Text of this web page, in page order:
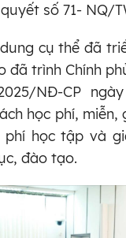
số 71- NQ/
cụ thể đã
trình Chính
NĐ-CP
học phí,
phí học tập và
đào tạo.